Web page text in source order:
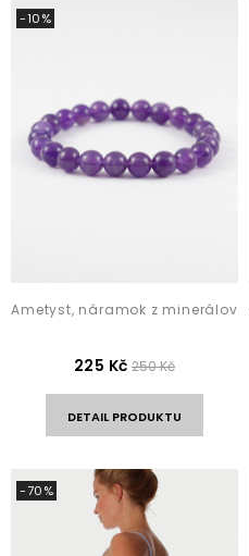
-10%
Ametyst, náramok z minerálov
225 Kč 250 Kč
DETAIL PRODUKTU
-70%